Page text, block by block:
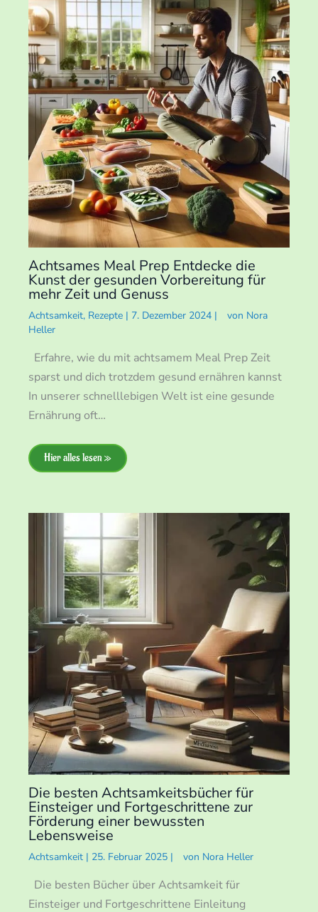
Achtsames Meal Prep Entdecke die
Kunst der gesunden Vorbereitung für
mehr Zeit und Genuss
Achtsamkeit, Rezepte | 7. Dezember 2024 | von Nora
Heller
Erfahre, wie du mit achtsamem Meal Prep Zeit
sparst und dich trotzdem gesund ernähren kannst
In unserer schnelllebigen Welt ist eine gesunde
Ernährung oft…
Hier alles lesen »
Die besten Achtsamkeitsbücher für
Einsteiger und Fortgeschrittene zur
Förderung einer bewussten
Lebensweise
Achtsamkeit | 25. Februar 2025 | von Nora Heller
Die besten Bücher über Achtsamkeit für
Einsteiger und Fortgeschrittene Einleitung